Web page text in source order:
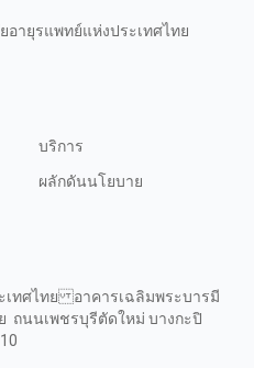
อายุรแพทย์แห่งประเทศไทย
บริการ
ผลักดันนโยบาย
เทศไทย อาคารเฉลิมพระบารมี
ถนนเพชรบุรีตัดใหม่ บางกะปิ